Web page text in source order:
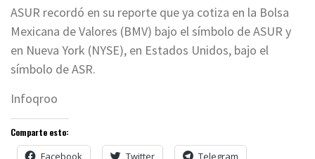
ASUR recordó en su reporte que ya cotiza en la Bolsa
Mexicana de Valores (BMV) bajo el símbolo de ASUR y
en Nueva York (NYSE), en Estados Unidos, bajo el
símbolo de ASR.
Infoqroo
Comparte esto:
Facebook Twitter Telegram